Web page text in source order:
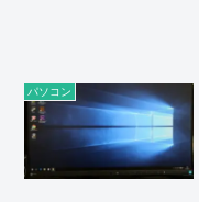
パソコン